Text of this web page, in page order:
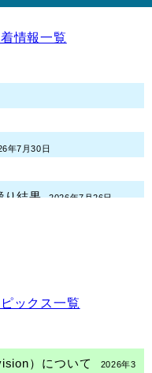
情報一覧
年7月30日
り結果 2026年7月26日
に注意してくださ
月） 2026年7月2日
ピックス一覧
）について
2026年3